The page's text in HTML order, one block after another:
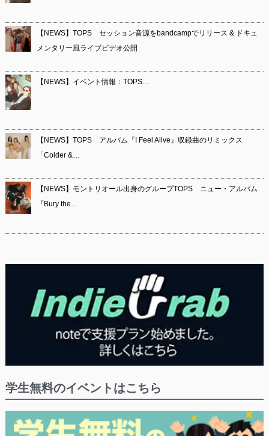
【NEWS】TOPS セッション音源をbandcampでリリース & ドキュ
メンタリー風ライブビデオ公開
【NEWS】イベント情報：TOPS…
【NEWS】TOPS アルバム『I Feel Alive』収録曲のリミックス
「Colder &…
【NEWS】モントリオール出身のグループTOPS ニュー・アルバム
『Bury the…
学生無料のイベントはこちら